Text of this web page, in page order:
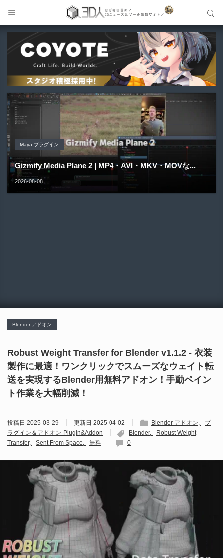
Maya プラグイン
Gizmify Media Plane 2 | MP4・AVI・MKV・MOVな...
2026-08-08
Unreal Engine アセット
Material Parameter Manager | Unreal Engi...
2026-08-07
Unreal Engine アセット
Pipe It | 直感的にパイプ形状を構築出来るUnreal Engine
5...
2026-08-05
Unreal Engine アセット
Directive Utilities | ブループリントライブラリやエディタ
ス...
2026-08-03
Unityエフェクトレシピブック パーツを組み合わせて作れ
る | ktk.kum...
2026-08-03
Blender アドオン
Robust Weight Transfer for Blender v1.1.2 - 衣装
製作に最適！ワンクリックでスムーズなウェイト転
送を実現するBlender用無料アドオン！手動ペイン
ト作業を大幅削減！
投稿日 2025-03-29 更新日 2025-04-02 Blender アドオン
プ
ラグイン＆アドオン-Plugin&Addon
Blender
Robust Weight
Transfer
Sent From Space 無料 0
サイト内検索